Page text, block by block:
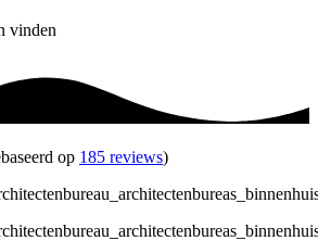
vinden
op 185 reviews)